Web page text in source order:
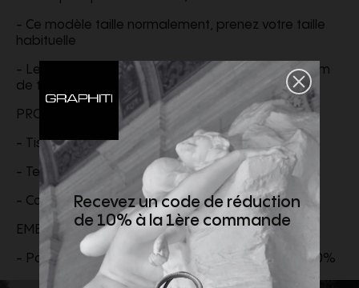
- Ce modèle taille normalement, prenez votre taille
habituelle
- Le mannequin mesure 1,86 m (6'1''), fait 88-91 cm
de tour de taille et porte une taille 48
PRODUIT
- Tissage: Tunisie
- Teinture: Tunisie
- Confection: Tunisie
EMBALLAGE
- Pourcentage minimum de matériaux recyclés: 70%
Recevez un code de réduction
de 10% à la 1ère commande